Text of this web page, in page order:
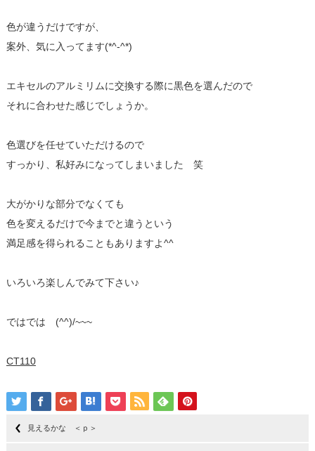
色が違うだけですが、
案外、気に入ってます(*^-^*)
エキセルのアルミリムに交換する際に黒色を選んだので
それに合わせた感じでしょうか。
色選びを任せていただけるので
すっかり、私好みになってしまいました 笑
大がかりな部分でなくても
色を変えるだけで今までと違うという
満足感を得られることもありますよ^^
いろいろ楽しんでみて下さい♪
ではでは (^^)/~~~
CT110
見えるかな ＜ｐ＞